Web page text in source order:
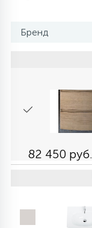
Бренд
82 450 руб.